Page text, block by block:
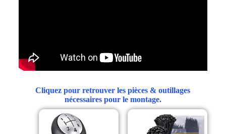
Cliquez pour retrouver les pièces & outillages
nécessaires pour le montage.